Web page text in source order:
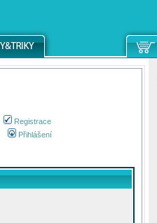
Registrace
Přihlášení